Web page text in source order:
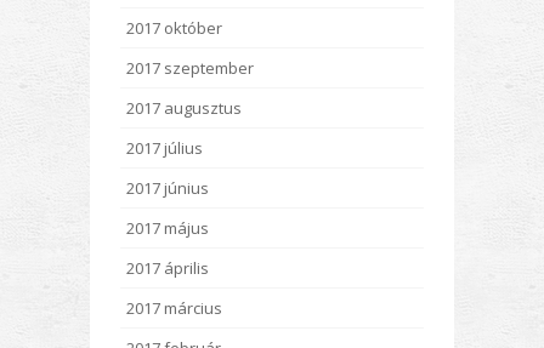
2017 október
2017 szeptember
2017 augusztus
2017 július
2017 június
2017 május
2017 április
2017 március